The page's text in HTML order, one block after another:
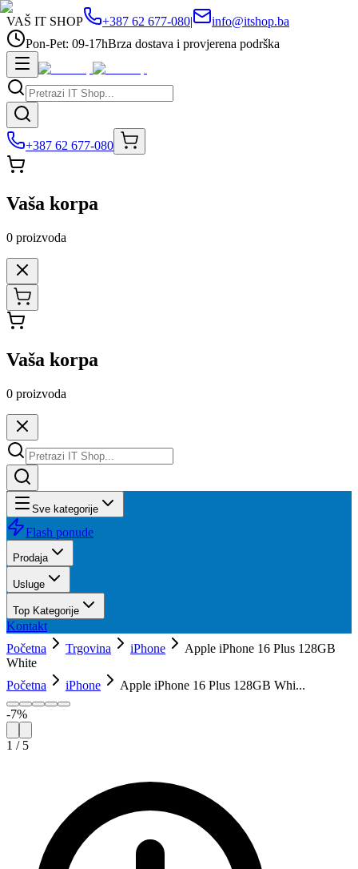
VAŠ IT SHOP +387 62 677-080|
info@itshop.ba
Pon-Pet: 09-17hBrza dostava i provjerena podrška
+387 62 677-080
Vaša korpa
0 proizvoda
Vaša korpa
0 proizvoda
Sve kategorije
Flash ponude
Prodaja
Usluge
Top Kategorije
Kontakt
Početna
Trgovina iPhone
Apple iPhone 16 Plus 128GB
White
Početna
iPhone Apple iPhone 16 Plus 128GB Whi...
-7%
1 / 5